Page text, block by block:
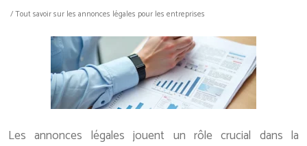
/ Tout savoir sur les annonces légales pour les entreprises
Les annonces légales jouent un rôle crucial dans la